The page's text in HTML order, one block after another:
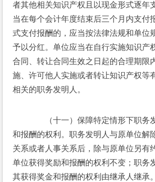
者其他相关知识产权且以现金形式逐年
当在每个会计年度结束后三个月内支付
式支付报酬的，应当按法律法规和单位
予以分红。单位应当在自行实施知识产
合同、转让合同生效之日起的合理期限
施、许可他人实施或者转让知识产权等
相关的职务发明人。
（十一）保障特定情形下职务
和报酬的权利。职务发明人与原单位解
关系或者人事关系后，除与原单位另有
单位获得奖励和报酬的权利不变；职务
其获得奖金和报酬的权利由继承人继承。